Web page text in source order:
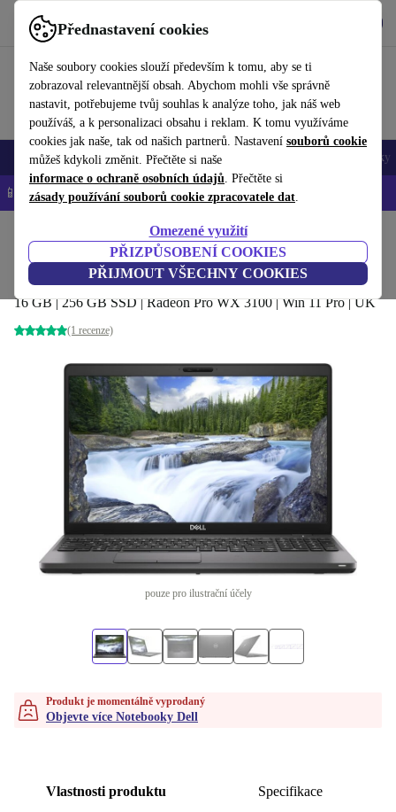
Přednastavení cookies
Naše soubory cookies slouží především k tomu, aby se ti
zobrazoval relevantnější obsah. Abychom mohli vše správně
nastavit, potřebujeme tvůj souhlas k analýze toho, jak náš web
používáš, a k personalizaci obsahu i reklam. K tomu využíváme
cookies jak naše, tak od našich partnerů. Nastavení souborů cookie
můžeš kdykoli změnit. Přečtěte si naše
informace o ochraně osobních údajů. Přečtěte si
zásady používání souborů cookie zpracovatele dat.
Omezené využití
PŘIZPŮSOBENÍ COOKIES
PŘIJMOUT VŠECHNY COOKIES
Používejte refurbed rychle a snadno
Mobily a smartphony Notebooky Tablety Doplňky
📱 -5 % NAVÍC na všechny iPhony – kód: IPHONEDEAL-
Notebooky Notebooky Dell
Dell Precision 3540 | i5-8365U | 15.6"
16 GB | 256 GB SSD | Radeon Pro WX 3100 | Win 11 Pro | UK
(1 recenze)
pouze pro ilustrační účely
Produkt je momentálně vyprodaný
Objevte více Notebooky Dell
Vlastnosti produktu Specifikace